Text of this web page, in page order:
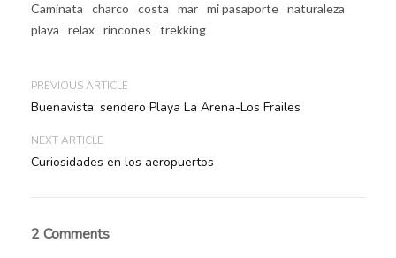
Caminata
charco costa mar mi pasaporte naturaleza
playa
relax rincones trekking
PREVIOUS ARTICLE
Buenavista: sendero Playa La Arena-Los Frailes
NEXT ARTICLE
Curiosidades en los aeropuertos
2 Comments